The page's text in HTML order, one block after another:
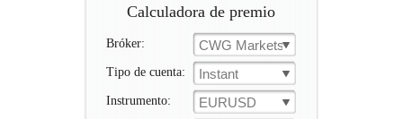
Calculadora de premio
Bróker: CWG Markets
Tipo de cuenta: Instant
Instrumento: EURUSD